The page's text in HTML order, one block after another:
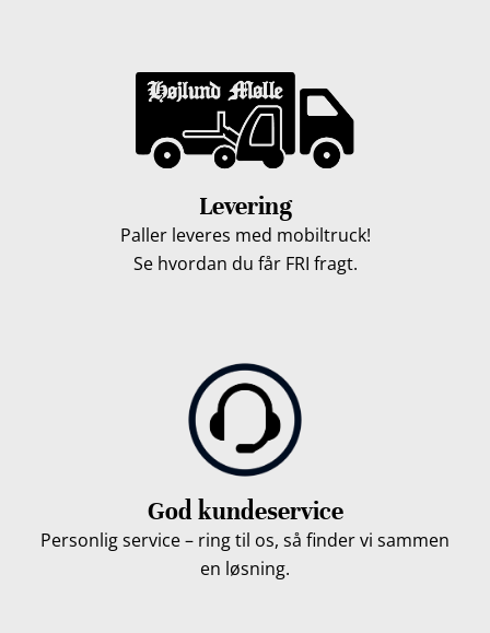
Levering
Paller leveres med mobiltruck!
Se hvordan du får FRI fragt.
God kundeservice
Personlig service – ring til os, så finder vi sammen
en løsning.